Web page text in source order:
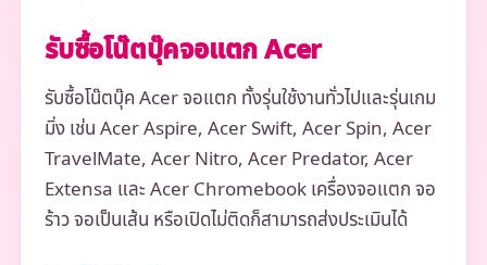
รับซื้อโน๊ตบุ๊คจอแตก Acer
รับซื้อโน๊ตบุ๊ค Acer จอแตก ทั้งรุ่นใช้งานทั่วไปและรุ่นเกม
มิ่ง เช่น Acer Aspire, Acer Swift, Acer Spin, Acer
TravelMate, Acer Nitro, Acer Predator, Acer
Extensa และ Acer Chromebook เครื่องจอแตก จอ
ร้าว จอเป็นเส้น หรือเปิดไม่ติดก็สามารถส่งประเมินได้